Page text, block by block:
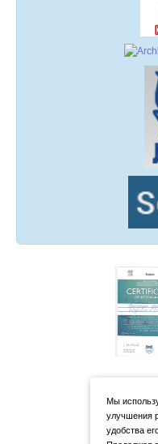
Мы
улучшения
удобства